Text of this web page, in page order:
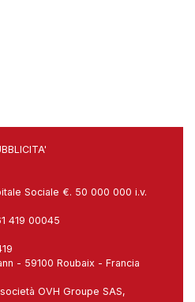
Sociale €. 50 000 000 i.v.
419 00045
- 59100 Roubaix - Francia
OVH Groupe SAS,